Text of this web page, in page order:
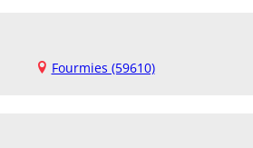
Fourmies (59610)